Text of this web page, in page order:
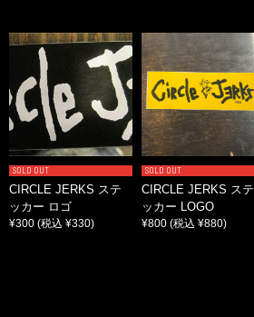
SOLD OUT
CIRCLE JERKS ステ
ッカー ロゴ
¥300 (税込 ¥330)
SOLD OUT
CIRCLE JERKS ステ
ッカー LOGO
¥800 (税込 ¥880)